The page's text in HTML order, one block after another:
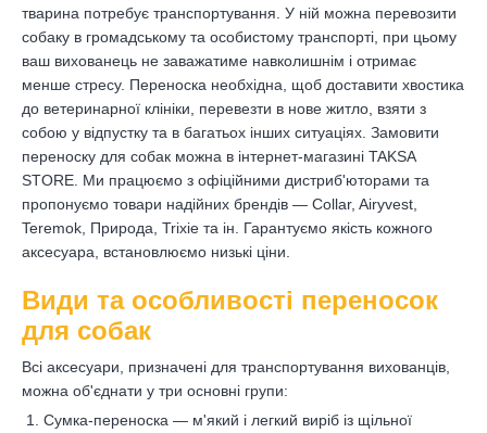
тварина потребує транспортування. У ній можна перевозити
собаку в громадському та особистому транспорті, при цьому
ваш вихованець не заважатиме навколишнім і отримає
менше стресу. Переноска необхідна, щоб доставити хвостика
до ветеринарної клініки, перевезти в нове житло, взяти з
собою у відпустку та в багатьох інших ситуаціях. Замовити
переноску для собак можна в інтернет-магазині TAKSA
STORE. Ми працюємо з офіційними дистриб'юторами та
пропонуємо товари надійних брендів — Collar, Airyvest,
Teremok, Природа, Trixie та ін. Гарантуємо якість кожного
аксесуара, встановлюємо низькі ціни.
Види та особливості переносок
для собак
Всі аксесуари, призначені для транспортування вихованців,
можна об'єднати у три основні групи:
Сумка-переноска — м'який і легкий виріб із щільної